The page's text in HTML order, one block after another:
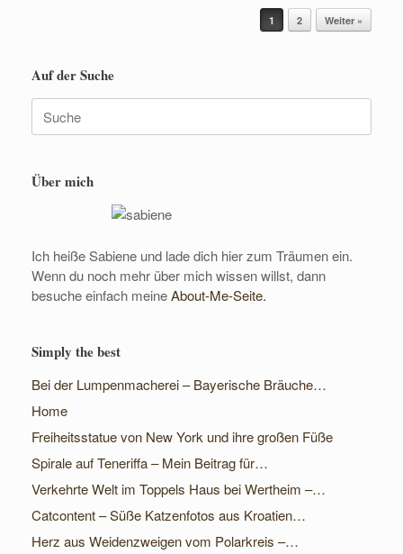
1 2 Weiter »
Auf der Suche
nach:
Über mich
Ich heiße Sabiene und lade dich hier zum Träumen ein.
Wenn du noch mehr über mich wissen willst, dann
besuche einfach meineAbout-Me-Seite.
Simply the best
Bei der Lumpenmacherei – Bayerische Bräuche…
Home
Freiheitsstatue von New York und ihre großen Füße
Spirale auf Teneriffa – Mein Beitrag für…
Verkehrte Welt im Toppels Haus bei Wertheim –…
Catcontent – Süße Katzenfotos aus Kroatien…
Herz aus Weidenzweigen vom Polarkreis –…